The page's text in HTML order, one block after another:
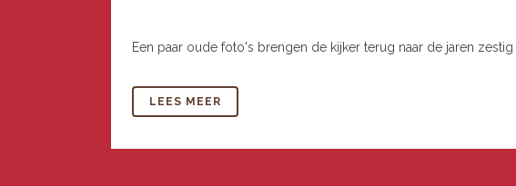
Een paar oude foto's brengen de kijker terug naar de jaren
LEES MEER